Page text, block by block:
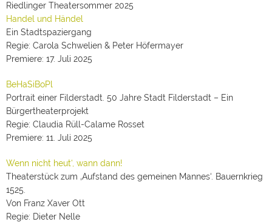
Riedlinger Theatersommer 2025
Handel und Händel
Ein Stadtspaziergang
Regie: Carola Schwelien & Peter Höfermayer
Premiere: 17. Juli 2025
BeHaSiBoPl
Portrait einer Filderstadt. 50 Jahre Stadt Filderstadt – Ein
Bürgertheaterprojekt
Regie: Claudia Rüll-Calame Rosset
Premiere: 11. Juli 2025
Wenn nicht heut‘, wann dann!
Theaterstück zum ‚Aufstand des gemeinen Mannes‘. Bauernkrieg
1525.
Von Franz Xaver Ott
Regie: Dieter Nelle